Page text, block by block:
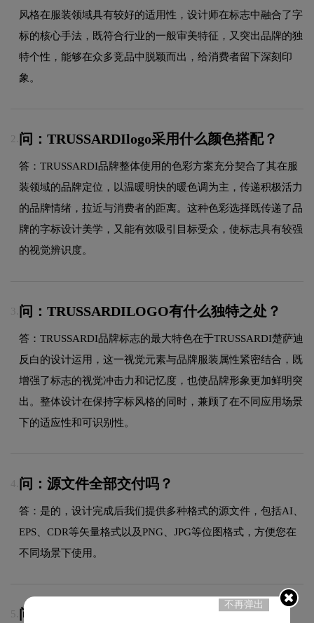
风格在服装领域具有较好的适用性，设计师在标志中融合了字
标的核心手法，既符合行业的一般审美特征，又突出品牌的独
特个性，能够在众多竞品中脱颖而出，给消费者留下深刻印
象。
2. 问：TRUSSARDIlogo采用什么颜色搭配？
答：TRUSSARDI品牌整体使用的色彩方案充分契合了其在服
装领域的品牌定位，以温暖明快的暖色调为主，传递积极活力
的品牌情绪，拉近与消费者的距离。这种色彩选择既传递了品
牌的字标设计美学，又能有效吸引目标受众，使标志具有较强
的视觉辨识度。
3. 问：TRUSSARDILOGO有什么独特之处？
答：TRUSSARDI品牌标志的最大特色在于TRUSSARDI楚萨迪
反白的设计运用，这一视觉元素与品牌服装属性紧密结合，既
增强了标志的视觉冲击力和记忆度，也使品牌形象更加鲜明突
出。整体设计在保持字标风格的同时，兼顾了在不同应用场景
下的适应性和可识别性。
4. 问：源文件全部交付吗？
答：是的，设计完成后我们提供多种格式的源文件，包括AI、
EPS、CDR等矢量格式以及PNG、JPG等位图格式，方便您在
不同场景下使用。
5. 问：加急能否处理？
不再弹出